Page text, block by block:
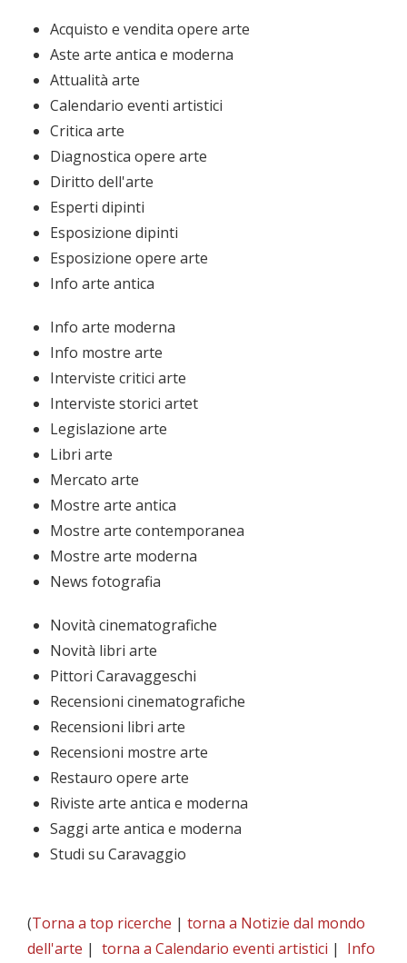
Acquisto e vendita opere arte
Aste arte antica e moderna
Attualità arte
Calendario eventi artistici
Critica arte
Diagnostica opere arte
Diritto dell'arte
Esperti dipinti
Esposizione dipinti
Esposizione opere arte
Info arte antica
Info arte moderna
Info mostre arte
Interviste critici arte
Interviste storici artet
Legislazione arte
Libri arte
Mercato arte
Mostre arte antica
Mostre arte contemporanea
Mostre arte moderna
News fotografia
Novità cinematografiche
Novità libri arte
Pittori Caravaggeschi
Recensioni cinematografiche
Recensioni libri arte
Recensioni mostre arte
Restauro opere arte
Riviste arte antica e moderna
Saggi arte antica e moderna
Studi su Caravaggio
(Torna a top ricerche | torna a Notizie dal mondo
dell'arte | torna a Calendario eventi artistici | Info